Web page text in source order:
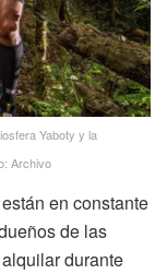
Yaboty y la
Archivo
en constante
de las
durante